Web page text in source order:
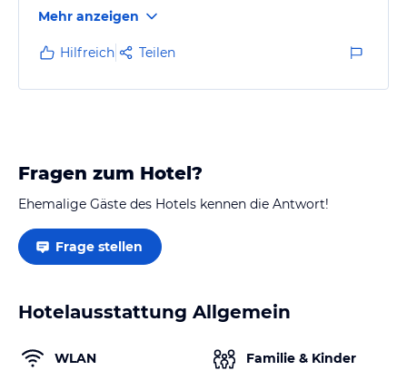
Für einen längeren Urlaub m. E. nicht geeignet.
Mehr anzeigen
Hilfreich Teilen
Fragen zum Hotel?
Ehemalige Gäste des Hotels kennen die Antwort!
Frage stellen
Hotelausstattung Allgemein
WLAN Familie & Kinder